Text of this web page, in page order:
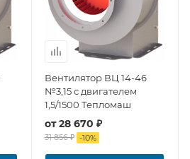
Вентилятор ВЦ 14-46
№3,15 с двигателем
1,5/1500 Тепломаш
от28 670 ₽
31 856 ₽ -10%